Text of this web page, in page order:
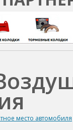
место автомобиля